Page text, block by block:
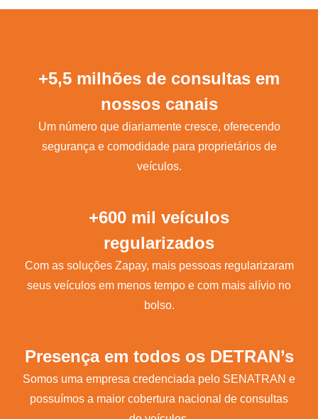
+5,5 milhões de consultas em
nossos canais
Um número que diariamente cresce, oferecendo
segurança e comodidade para proprietários de
veículos.
+600 mil veículos
regularizados
Com as soluções Zapay, mais pessoas regularizaram
seus veículos em menos tempo e com mais alívio no
bolso.
Presença em todos os DETRAN’s
Somos uma empresa credenciada pelo SENATRAN e
possuímos a maior cobertura nacional de consultas